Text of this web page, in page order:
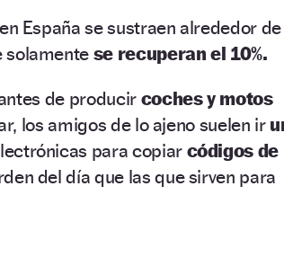
en España se sustraen alrededor de
solamentese recuperan el 10%.
de producir coches y motos
los amigos de lo ajeno suelen ir
para copiar códigos de
del día que las que sirven para